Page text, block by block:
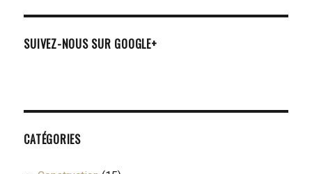
SUIVEZ-NOUS SUR GOOGLE+
CATÉGORIES